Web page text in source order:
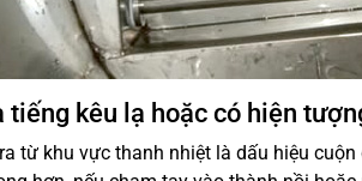
tiếng kêu lạ hoặc có hiện
từ khu vực thanh nhiệt là dấu hiệu